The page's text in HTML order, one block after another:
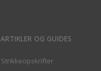
ARTIKLER OG GUIDES
Strikkeopskrifter